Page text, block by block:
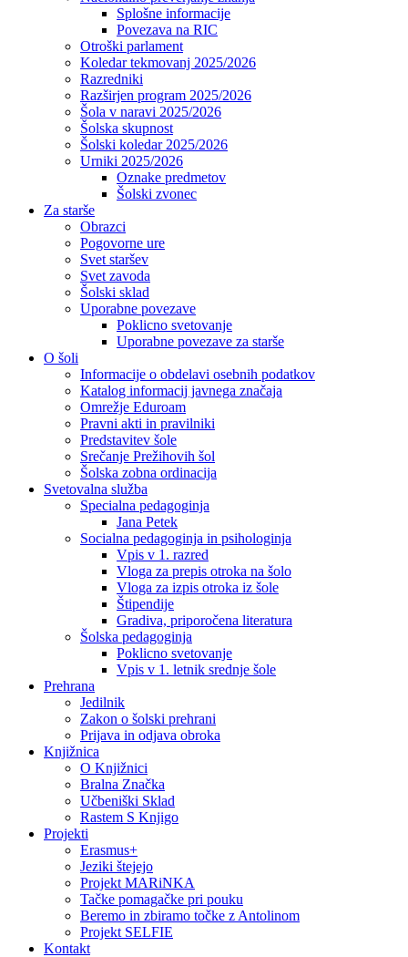
Splošne informacije
Povezava na RIC
Otroški parlament
Koledar tekmovanj 2025/2026
Razredniki
Razširjen program 2025/2026
Šola v naravi 2025/2026
Šolska skupnost
Šolski koledar 2025/2026
Urniki 2025/2026
Oznake predmetov
Šolski zvonec
Za starše
Obrazci
Pogovorne ure
Svet staršev
Svet zavoda
Šolski sklad
Uporabne povezave
Poklicno svetovanje
Uporabne povezave za starše
O šoli
Informacije o obdelavi osebnih podatkov
Katalog informacij javnega značaja
Omrežje Eduroam
Pravni akti in pravilniki
Predstavitev šole
Srečanje Prežihovih šol
Šolska zobna ordinacija
Svetovalna služba
Specialna pedagoginja
Jana Petek
Socialna pedagoginja in psihologinja
Vpis v 1. razred
Vloga za prepis otroka na šolo
Vloga za izpis otroka iz šole
Štipendije
Gradiva, priporočena literatura
Šolska pedagoginja
Poklicno svetovanje
Vpis v 1. letnik srednje šole
Prehrana
Jedilnik
Zakon o šolski prehrani
Prijava in odjava obroka
Knjižnica
O Knjižnici
Bralna Značka
Učbeniški Sklad
Rastem S Knjigo
Projekti
Erasmus+
Jeziki štejejo
Projekt MARiNKA
Tačke pomagačke pri pouku
Beremo in zbiramo točke z Antolinom
Projekt SELFIE
Kontakt